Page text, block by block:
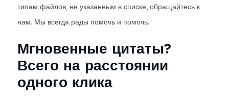
типам файлов, не указанным в списке, обращайтесь к
нам. Мы всегда рады помочь и помочь.
Мгновенные цитаты?
Всего на расстоянии
одного клика